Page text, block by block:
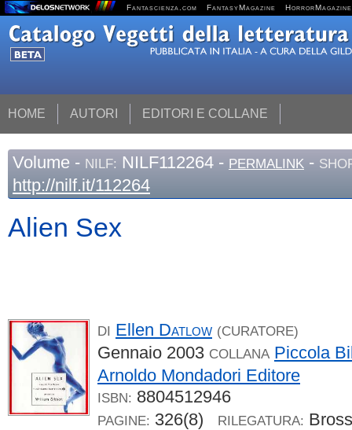
Fantascienza.com FantasyMagazine HorrorMagazine
HOME AUTORI EDITORI E COLLANE
Volume - NILF: NILF112264 - PERMALINK -
http://nilf.it/112264
Alien Sex
DI Ellen Datlow (CURATORE)
Gennaio 2003 COLLANA Piccola
Arnoldo Mondadori Editore
ISBN: 8804512946
PAGINE: 326(8) RILEGATURA: